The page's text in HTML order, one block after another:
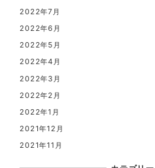
2022年7月
2022年6月
2022年5月
2022年4月
2022年3月
2022年2月
2022年1月
2021年12月
2021年11月